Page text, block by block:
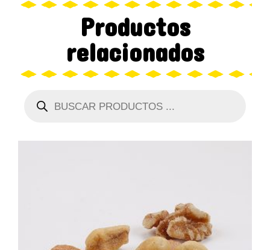
Productos
relacionados